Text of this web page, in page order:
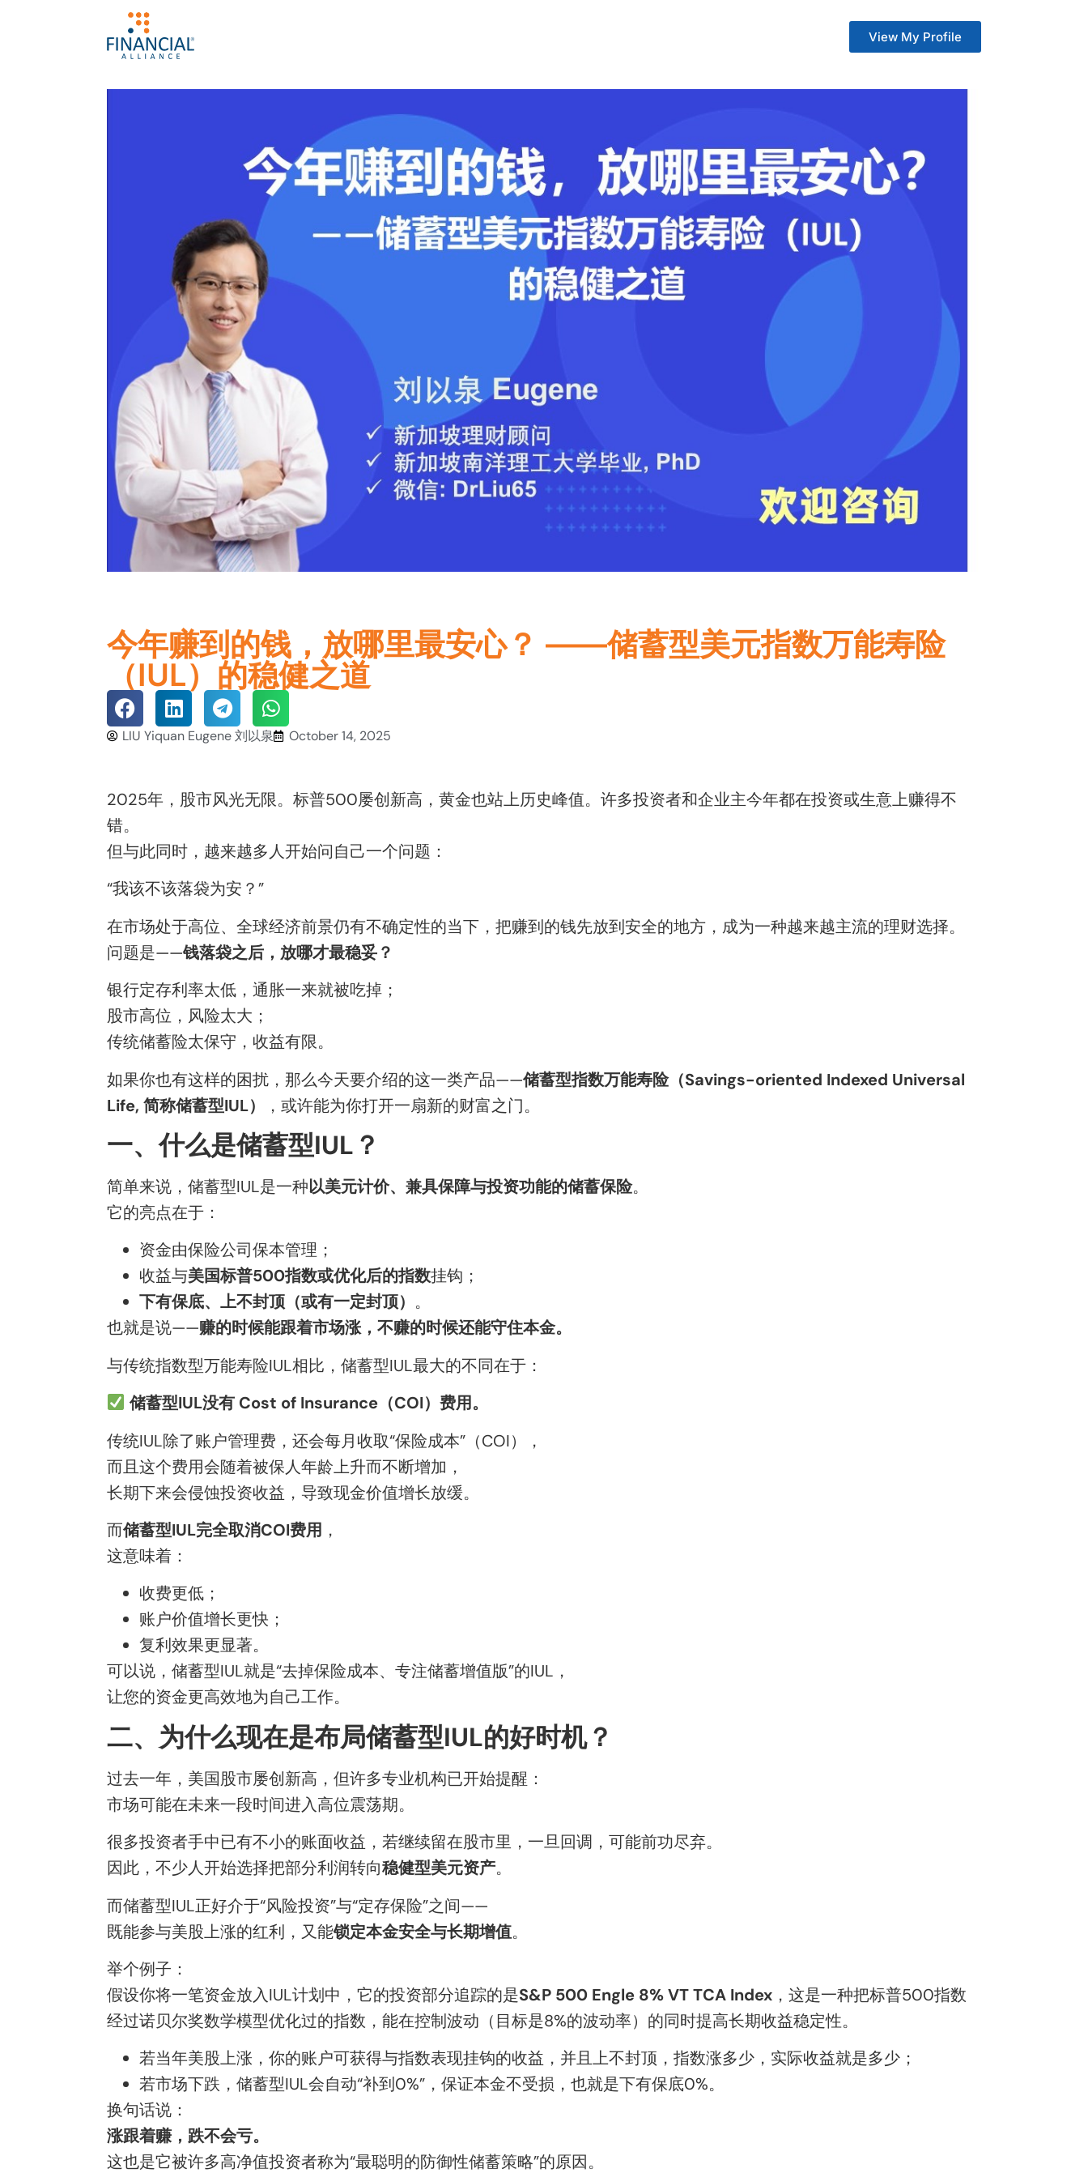
View My Profile
今年赚到的钱，放哪里最安心？ ——储蓄型美元指数万能寿险
（IUL）的稳健之道
LIU Yiquan Eugene 刘以泉 October 14, 2025
2025年，股市风光无限。标普500屡创新高，黄金也站上历史峰值。许多投资者和企业主今年都在投资或生意上赚得不
错。
但与此同时，越来越多人开始问自己一个问题：
“我该不该落袋为安？”
在市场处于高位、全球经济前景仍有不确定性的当下，把赚到的钱先放到安全的地方，成为一种越来越主流的理财选择。
问题是——钱落袋之后，放哪才最稳妥？
银行定存利率太低，通胀一来就被吃掉；
股市高位，风险太大；
传统储蓄险太保守，收益有限。
如果你也有这样的困扰，那么今天要介绍的这一类产品——储蓄型指数万能寿险（Savings-oriented Indexed Universal
Life, 简称储蓄型IUL）
，或许能为你打开一扇新的财富之门。
一、什么是储蓄型IUL？
简单来说，储蓄型IUL是一种以美元计价、兼具保障与投资功能的储蓄保险。
它的亮点在于：
资金由保险公司保本管理；
收益与美国标普500指数或优化后的指数挂钩；
下有保底、上不封顶（或有一定封顶） 。
也就是说——赚的时候能跟着市场涨，不赚的时候还能守住本金。
与传统指数型万能寿险IUL相比，储蓄型IUL最大的不同在于：
储蓄型IUL没有 Cost of Insurance（COI）费用。
传统IUL除了账户管理费，还会每月收取“保险成本”（COI），
而且这个费用会随着被保人年龄上升而不断增加，
长期下来会侵蚀投资收益，导致现金价值增长放缓。
而储蓄型IUL完全取消COI费用 ，
这意味着：
收费更低；
账户价值增长更快；
复利效果更显著。
可以说，储蓄型IUL就是“去掉保险成本、专注储蓄增值版”的IUL，
让您的资金更高效地为自己工作。
二、为什么现在是布局储蓄型IUL的好时机？
过去一年，美国股市屡创新高，但许多专业机构已开始提醒：
市场可能在未来一段时间进入高位震荡期。
很多投资者手中已有不小的账面收益，若继续留在股市里，一旦回调，可能前功尽弃。
因此，不少人开始选择把部分利润转向稳健型美元资产。
而储蓄型IUL正好介于“风险投资”与“定存保险”之间——
既能参与美股上涨的红利，又能锁定本金安全与长期增值。
举个例子：
假设你将一笔资金放入IUL计划中，它的投资部分追踪的是S&P 500 Engle 8% VT TCA Index ，这是一种把标普500指数
经过诺贝尔奖数学模型优化过的指数，能在控制波动（目标是8%的波动率）的同时提高长期收益稳定性。
若当年美股上涨，你的账户可获得与指数表现挂钩的收益，并且上不封顶，指数涨多少，实际收益就是多少；
若市场下跌，储蓄型IUL会自动“补到0%”，保证本金不受损，也就是下有保底0%。
换句话说：
涨跟着赚，跌不会亏。
这也是它被许多高净值投资者称为“最聪明的防御性储蓄策略”的原因。